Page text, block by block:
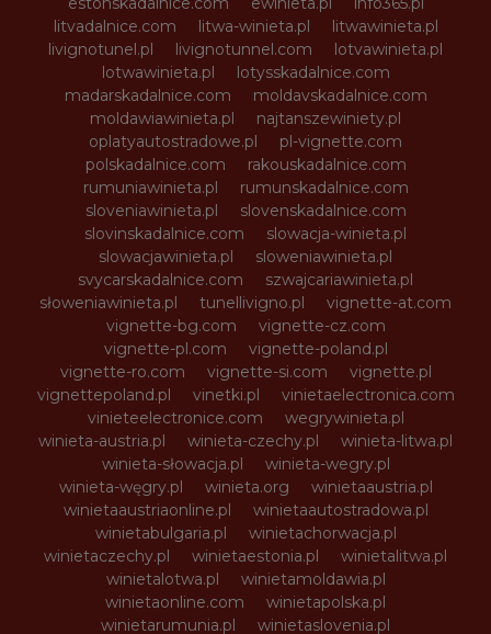
litvadalnice.com
litwa-winieta.pl
litwawinieta.pl
livignotunel.pl
livignotunnel.com
lotvawinieta.pl
lotwawinieta.pl
lotysskadalnice.com
madarskadalnice.com
moldavskadalnice.com
moldawiawinieta.pl
najtanszewiniety.pl
oplatyautostradowe.pl
pl-vignette.com
polskadalnice.com
rakouskadalnice.com
rumuniawinieta.pl
rumunskadalnice.com
sloveniawinieta.pl
slovenskadalnice.com
slovinskadalnice.com
slowacja-winieta.pl
slowacjawinieta.pl
sloweniawinieta.pl
svycarskadalnice.com
szwajcariawinieta.pl
słoweniawinieta.pl
tunellivigno.pl
vignette-at.com
vignette-bg.com
vignette-cz.com
vignette-pl.com
vignette-poland.pl
vignette-ro.com
vignette-si.com
vignette.pl
vignettepoland.pl
vinetki.pl
vinietaelectronica.com
vinieteelectronice.com
wegrywinieta.pl
winieta-austria.pl
winieta-czechy.pl
winieta-litwa.pl
winieta-słowacja.pl
winieta-wegry.pl
winieta-węgry.pl
winieta.org
winietaaustria.pl
winietaaustriaonline.pl
winietaautostradowa.pl
winietabulgaria.pl
winietachorwacja.pl
winietaczechy.pl
winietaestonia.pl
winietalitwa.pl
winietalotwa.pl
winietamoldawia.pl
winietaonline.com
winietapolska.pl
winietarumunia.pl
winietaslovenia.pl